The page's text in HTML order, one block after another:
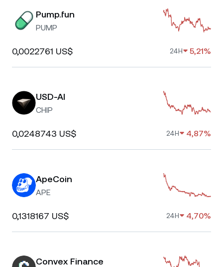
Pump.fun
PUMP
0,0022761 US$ 24H 5,21%
USD-AI
CHIP
0,0248743 US$ 24H 4,87%
ApeCoin
APE
0,1318167 US$ 24H 4,70%
Convex Finance